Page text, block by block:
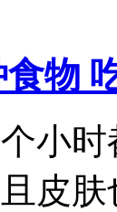
物
小
皮